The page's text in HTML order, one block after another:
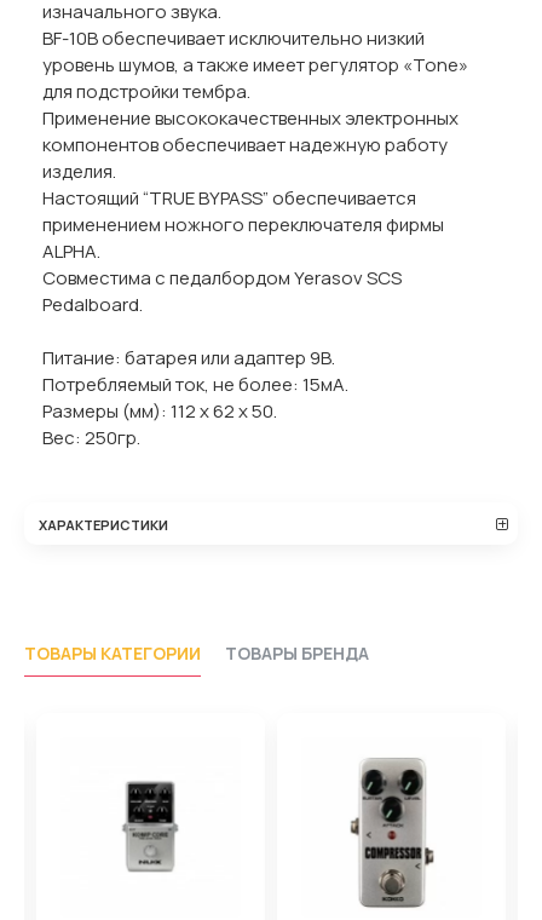
изначального звука.
BF-10B обеспечивает исключительно низкий
уровень шумов, а также имеет регулятор «Tone»
для подстройки тембра.
Применение высококачественных электронных
компонентов обеспечивает надежную работу
изделия.
Настоящий “TRUE BYPASS” обеспечивается
применением ножного переключателя фирмы
ALPHA.
Совместима с педалбордом Yerasov SCS
Pedalboard.
Питание: батарея или адаптер 9В.
Потребляемый ток, не более: 15мА.
Размеры (мм): 112 х 62 х 50.
Вес: 250гр.
ХАРАКТЕРИСТИКИ
ТОВАРЫ КАТЕГОРИИ ТОВАРЫ БРЕНДА